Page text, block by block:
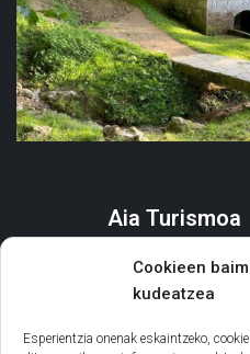
Cookieen
kudeatzea
Esperientzia onenak eskaintzeko,
Aia Turismoa
ZER EGIN
AGENDA ETA